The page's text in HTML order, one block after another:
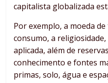
capitalista globalizada
Por exemplo, a moeda
consumo, a
aplicada, além de
conhecimento e fontes
primas, solo, água e